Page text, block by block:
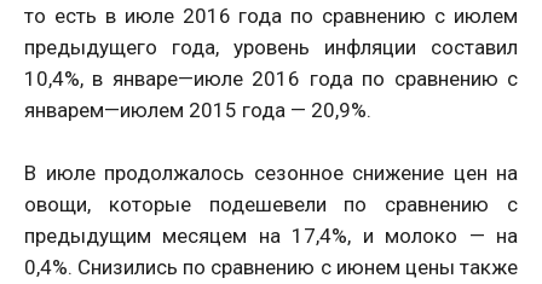
то есть в июле 2016 года по сравнению с июлем
предыдущего года, уровень инфляции составил
10,4%, в январе—июле 2016 года по сравнению с
январем—июлем 2015 года — 20,9%.
В июле продолжалось сезонное снижение цен на
овощи, которые подешевели по сравнению с
предыдущим месяцем на 17,4%, и молоко — на
0,4%. Снизились по сравнению с июнем цены также